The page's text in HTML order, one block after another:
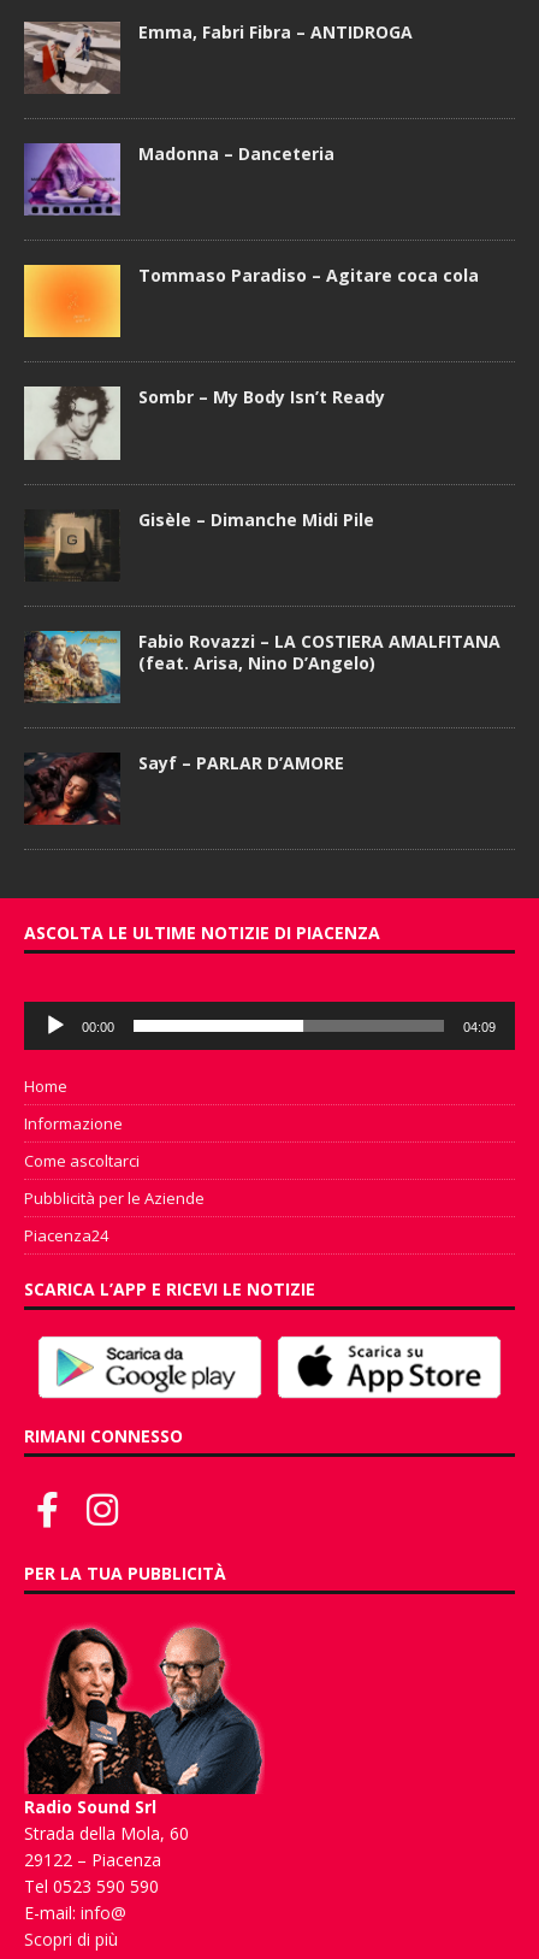
Emma, Fabri Fibra – ANTIDROGA
Madonna – Danceteria
Tommaso Paradiso – Agitare coca cola
Sombr – My Body Isn’t Ready
Gisèle – Dimanche Midi Pile
Fabio Rovazzi – LA COSTIERA AMALFITANA
(feat. Arisa, Nino D’Angelo)
Sayf – PARLAR D’AMORE
ASCOLTA LE ULTIME NOTIZIE DI PIACENZA
Audio
Player
00:00 04:09
Home
Informazione
Come ascoltarci
Pubblicità per le Aziende
Piacenza24
SCARICA L’APP E RICEVI LE NOTIZIE
RIMANI CONNESSO
PER LA TUA PUBBLICITÀ
Radio Sound Srl
Strada della Mola, 60
29122 – Piacenza
Tel 0523 590 590
E-mail: info@
Scopri di più